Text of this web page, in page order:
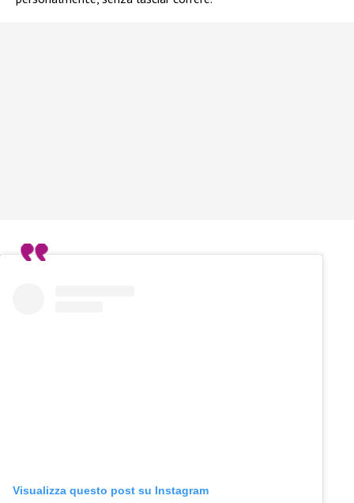
Visualizza questo post su Instagram